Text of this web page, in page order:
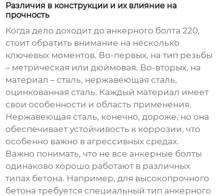
Различия в конструкции и их влияние на
прочность
Когда дело доходит до анкерного болта 220,
стоит обратить внимание на несколько
ключевых моментов. Во-первых, на тип резьбы
– метрическая или дюймовая. Во-вторых, на
материал – сталь, нержавеющая сталь,
оцинкованная сталь. Каждый материал имеет
свои особенности и область применения.
Нержавеющая сталь, конечно, дороже, но она
обеспечивает устойчивость к коррозии, что
особенно важно в агрессивных средах.
Важно понимать, что не все анкерные болты
одинаково хорошо работают в различных
типах бетона. Например, для высокопрочного
бетона требуется специальный тип анкерного